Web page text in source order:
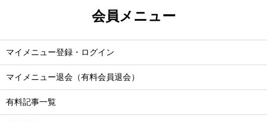
会員メニュー
マイメニュー登録・ログイン
マイメニュー退会（有料会員退会）
有料記事一覧